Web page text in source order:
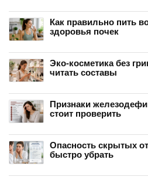
Как правильно пить
здоровья почек
Эко-косметика без
читать составы
Признаки
стоит проверить
Опасность скрытых
быстро убрать